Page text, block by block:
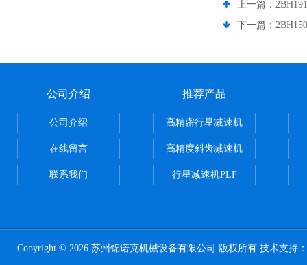
上一篇：
下一篇：
公司介绍
公司介绍
在线留言
联系我们
推荐产品
高精密行星减速机
高精度斜齿减速机
行星减速机PLF
Copyright © 2026 苏州锦诺克机械设备有限公司 版权所有 技术支持：